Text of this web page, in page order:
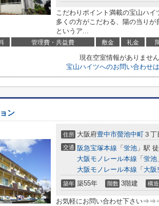
こだわりポイント満載の宝山ハ
多くの方がこだわる、陽の当り
というア...
管理費・共益費 敷金 礼金
現在空室情報がありません
宝山ハイツへのお問い合わせ
ン
住所 大阪府豊中市螢池中町 ３
交通 阪急宝塚本線 「 蛍池 」駅
大阪モノレール本線 「 蛍池
大阪モノレール本線 「 大阪
築年 築55年 階数 3階建 構造
お気軽にお問い合わせ下さい